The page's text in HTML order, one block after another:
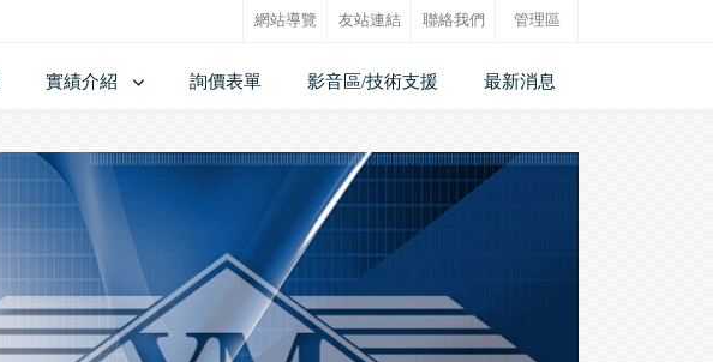
網站導覽 友站連結 聯絡我們 管理區
實績介紹 詢價表單 影音區/技術支援 最新消息